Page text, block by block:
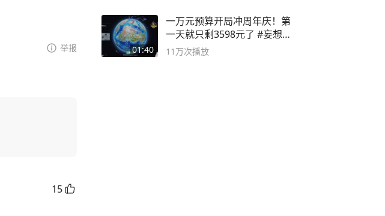
举报
15
01:40
一万元预算开局冲周年庆！第
一天就只剩3598元了 #妄想山
海
11万次播放